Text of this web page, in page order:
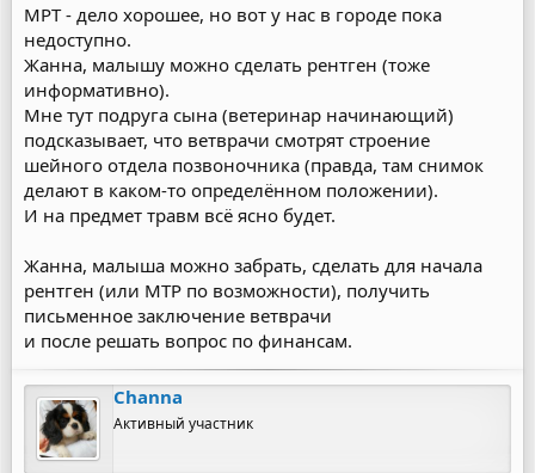
МРТ - дело хорошее, но вот у нас в городе пока
недоступно.
Жанна, малышу можно сделать рентген (тоже
информативно).
Мне тут подруга сына (ветеринар начинающий)
подсказывает, что ветврачи смотрят строение
шейного отдела позвоночника (правда, там снимок
делают в каком-то определённом положении).
И на предмет травм всё ясно будет.
Жанна, малыша можно забрать, сделать для начала
рентген (или МТР по возможности), получить
письменное заключение ветврачи
и после решать вопрос по финансам.
Channa
Активный участник